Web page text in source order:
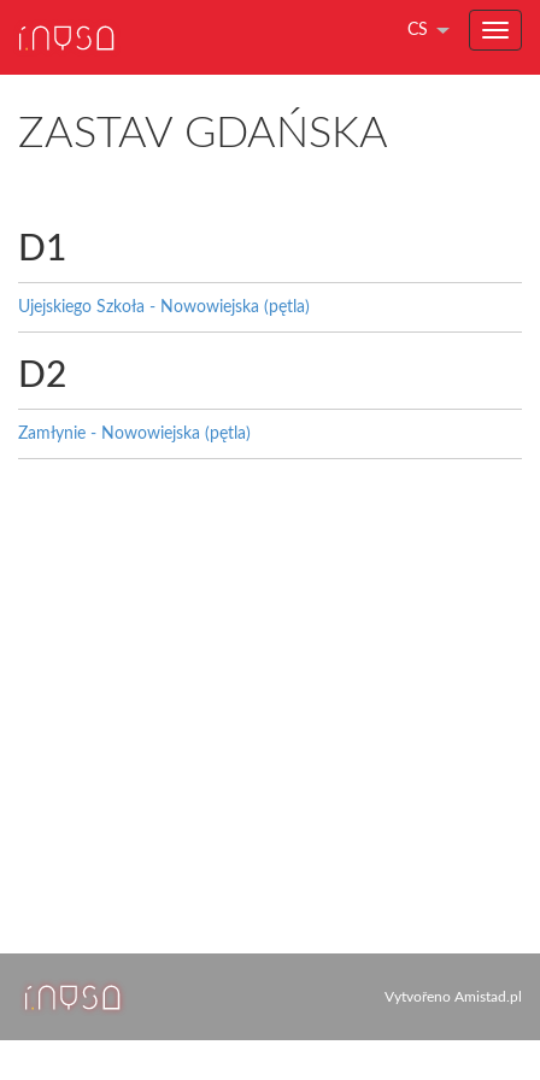
CS
ZASTAV GDAŃSKA
D1
Ujejskiego Szkoła - Nowowiejska (pętla)
D2
Zamłynie - Nowowiejska (pętla)
Vytvořeno Amistad.pl